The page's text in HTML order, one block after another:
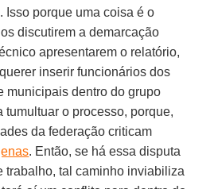
Isso porque uma coisa é o
discutirem a demarcação
apresentarem o relatório,
inserir funcionários dos
municipais dentro do grupo
tumultuar o processo, porque,
da federação criticam
. Então, se há essa disputa
trabalho, tal caminho inviabiliza